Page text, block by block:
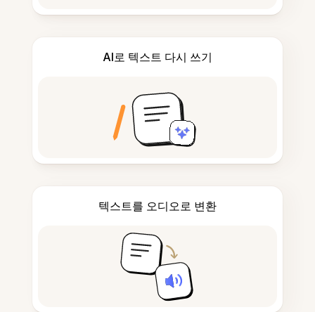
AI로 텍스트 다시 쓰기
텍스트를 오디오로 변환